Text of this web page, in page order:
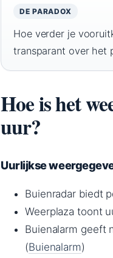
DE PARADOX
Hoe verder je
transparant over het
Hoe is het
uur?
Uurlijkse
Buienradar biedt
Weerplaza toont
Buienalarm geeft
(Buienalarm)